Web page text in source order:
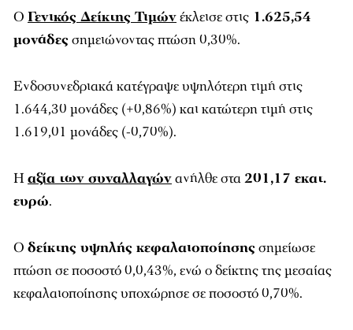
O Γενικός Δείκτης Τιμώνέκλεισε στις 1.625,54
μονάδεςσημειώνοντας πτώση 0,30%.
Ενδοσυνεδριακά κατέγραψε υψηλότερη τιμή στις
1.644,30 μονάδες (+0,86%) και κατώτερη τιμή στις
1.619,01 μονάδες (-0,70%).
Ηαξία των συναλλαγώνανήλθε στα201,17 εκατ.
ευρώ.
Ο δείκτης υψηλής κεφαλαιοποίησηςσημείωσε
πτώση σε ποσοστό 0,0,43%, ενώ ο δείκτης της μεσαίας
κεφαλαιοποίησης υποχώρησε σε ποσοστό 0,70%.